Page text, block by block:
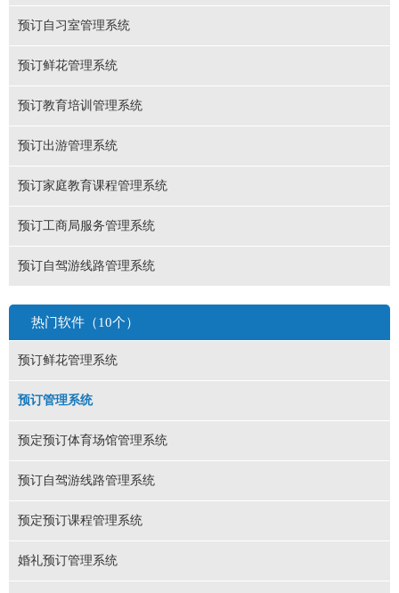
预订自习室管理系统
预订鲜花管理系统
预订教育培训管理系统
预订出游管理系统
预订家庭教育课程管理系统
预订工商局服务管理系统
预订自驾游线路管理系统
热门软件（10个）
预订鲜花管理系统
预订管理系统
预定预订体育场馆管理系统
预订自驾游线路管理系统
预定预订课程管理系统
婚礼预订管理系统